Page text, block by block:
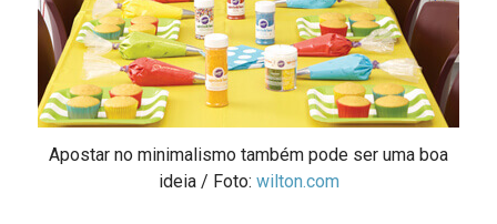
Apostar no minimalismo também pode ser uma boa
ideia / Foto: wilton.com